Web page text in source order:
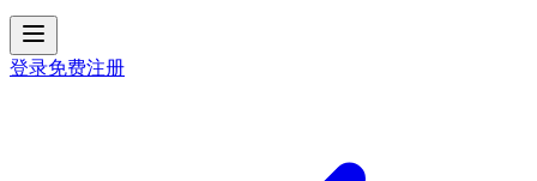
登录免费注册